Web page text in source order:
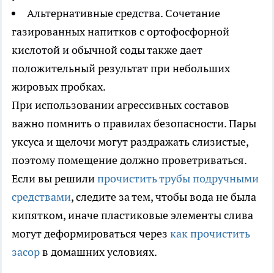
Альтернативные средства. Сочетание
газированных напитков с ортофосфорной
кислотой и обычной соды также дает
положительный результат при небольших
жировых пробках.
При использовании агрессивных составов
важно помнить о правилах безопасности. Пары
уксуса и щелочи могут раздражать слизистые,
поэтому помещение должно проветриваться.
Если вы решилипрочистить трубы подручными
средствами, следите за тем, чтобы вода не была
кипятком, иначе пластиковые элементы слива
могут деформироваться через как прочистить
засорв домашних условиях.